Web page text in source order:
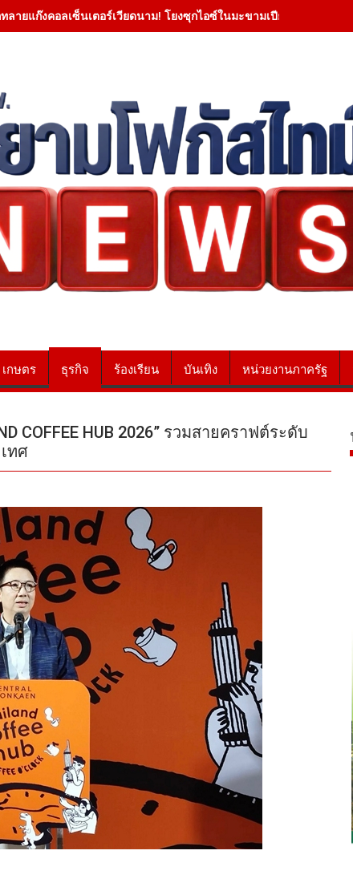
ลายแก๊งคอลเซ็นเตอร์เวียดนาม! โยงซุกไอซ์ในมะขามเปียกยึดทองก
เกษตร ธุรกิจ ร้องเรียน บันเทิง หน่วยงานภาครัฐ
HUB 2026” รวมสายคราฟต์ระดับ
ทศ